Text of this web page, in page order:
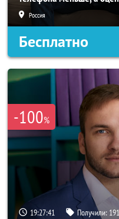
Россия
Бесплатно
-100%
19:27:38 Получили: 191